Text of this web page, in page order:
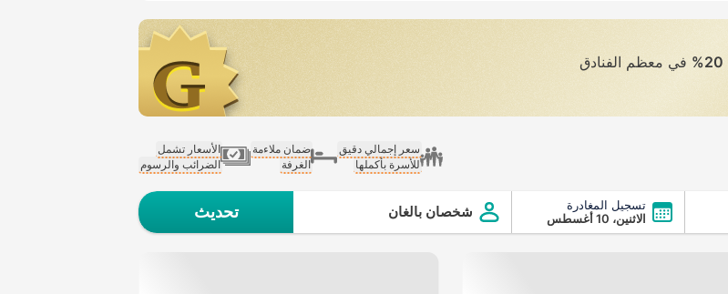
20% في معظم الفنادق
سعر إجمالي دقيق
للأسرة بأكملها
ضمان ملاءمة
الغرفة
الأسعار تشمل
الضرائب والرسوم
تسجيل المغادرة
الاثنين، 10 أغسطس
شخصان بالغان تحديث